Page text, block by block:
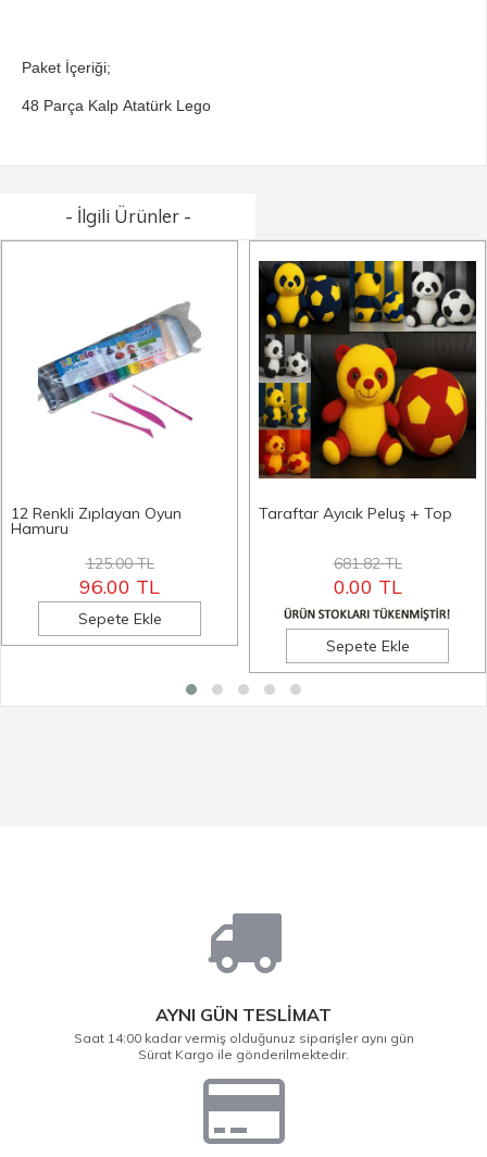
Paket İçeriği;
48 Parça Kalp Atatürk Lego
- İlgili Ürünler -
12 Renkli Zıplayan Oyun
Hamuru
125.00 TL
96.00 TL
Sepete Ekle
Taraftar Ayıcık Peluş + Top
681.82 TL
0.00 TL
Sepete Ekle
AYNI GÜN TESLİMAT
Saat 14:00 kadar vermiş olduğunuz siparişler aynı gün
Sürat Kargo ile gönderilmektedir.